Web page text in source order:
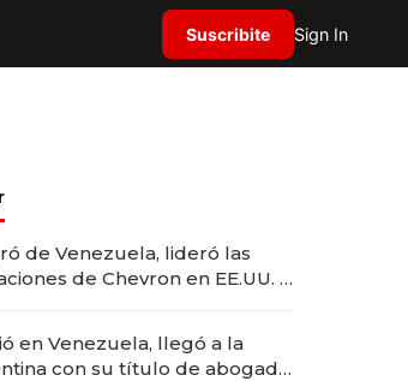
Suscribite Sign In
de Venezuela, lideró las
de Chevron en EE.UU. y
en Venezuela, llegó a la
con su título de abogado